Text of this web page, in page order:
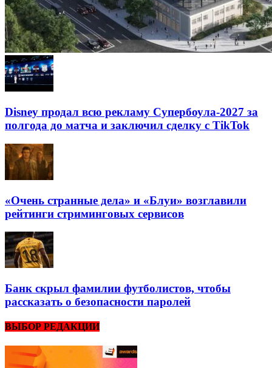
Disney продал всю рекламу Супербоула-2027 за
полгода до матча и заключил сделку с TikTok
«Очень странные дела» и «Блуи» возглавили
рейтинги стриминговых сервисов
Банк скрыл фамилии футболистов, чтобы
рассказать о безопасности паролей
ВЫБОР РЕДАКЦИИ